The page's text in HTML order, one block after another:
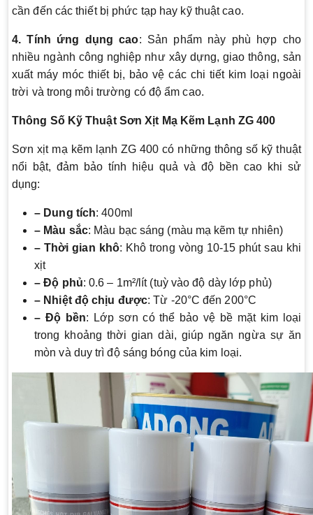
cần đến các thiết bị phức tạp hay kỹ thuật cao.
4. Tính ứng dụng cao: Sản phẩm này phù hợp cho
nhiều ngành công nghiệp như xây dựng, giao thông, sản
xuất máy móc thiết bị, bảo vệ các chi tiết kim loại ngoài
trời và trong môi trường có độ ẩm cao.
Thông Số Kỹ Thuật Sơn Xịt Mạ Kẽm Lạnh ZG 400
Sơn xịt mạ kẽm lạnh ZG 400 có những thông số kỹ thuật
nổi bật, đảm bảo tính hiệu quả và độ bền cao khi sử
dụng:
– Dung tích: 400ml
– Màu sắc: Màu bạc sáng (màu mạ kẽm tự nhiên)
– Thời gian khô: Khô trong vòng 10-15 phút sau khi
xịt
– Độ phủ: 0.6 – 1m²/lít (tuỳ vào độ dày lớp phủ)
– Nhiệt độ chịu được: Từ -20°C đến 200°C
– Độ bền: Lớp sơn có thể bảo vệ bề mặt kim loại
trong khoảng thời gian dài, giúp ngăn ngừa sự ăn
mòn và duy trì độ sáng bóng của kim loại.